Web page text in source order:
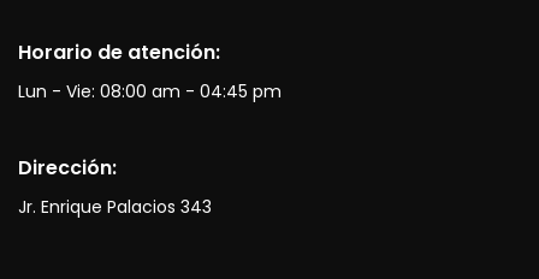
Horario de atención:
Lun - Vie: 08:00 am - 04:45 pm
Dirección:
Jr. Enrique Palacios 343